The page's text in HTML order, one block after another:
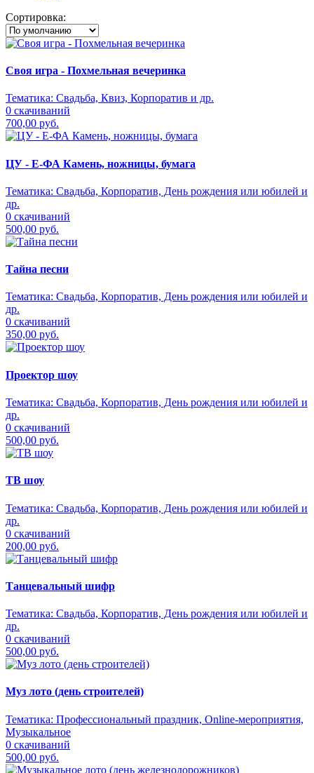
Сортировка:
Своя игра - Похмельная вечеринка
Тематика: Свадьба, Квиз, Корпоратив и др.
0 скачиваний
700,00 руб.
ЦУ - Е-ФА Камень, ножницы, бумага
Тематика: Свадьба, Корпоратив, День рождения или юбилей и
др.
0 скачиваний
500,00 руб.
Тайна песни
Тематика: Свадьба, Корпоратив, День рождения или юбилей и
др.
0 скачиваний
350,00 руб.
Проектор шоу
Тематика: Свадьба, Корпоратив, День рождения или юбилей и
др.
0 скачиваний
500,00 руб.
ТВ шоу
Тематика: Свадьба, Корпоратив, День рождения или юбилей и
др.
0 скачиваний
200,00 руб.
Танцевальный шифр
Тематика: Свадьба, Корпоратив, День рождения или юбилей и
др.
0 скачиваний
500,00 руб.
Муз лото (день строителей)
Тематика: Профессиональный праздник, Online-мероприятия,
Музыкальное
0 скачиваний
500,00 руб.